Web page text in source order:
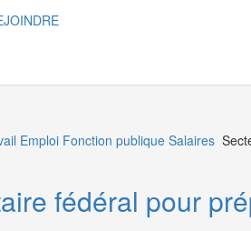
Emploi Fonction publique Salaires
fédéral pour